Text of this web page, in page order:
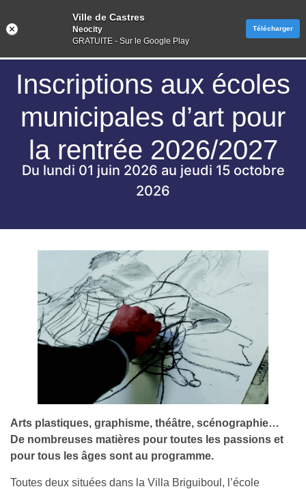
Inscriptions aux écoles
municipales d’art pour
la rentrée 2026/2027
Du lundi 01 juin 2026 au jeudi 15 octobre
2026
Arts plastiques, graphisme, théâtre, scénographie…
De nombreuses matières pour toutes les passions et
pour tous les âges sont au programme.
Toutes deux situées dans la Villa Briguiboul, l’école
Ville de Castres
Neocity
GRATUITE - Sur le Google Play
Télécharger